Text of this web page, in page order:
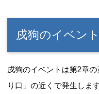
戍狗のイベント
戍狗のイベントは第2章
り口」の近くで発生します